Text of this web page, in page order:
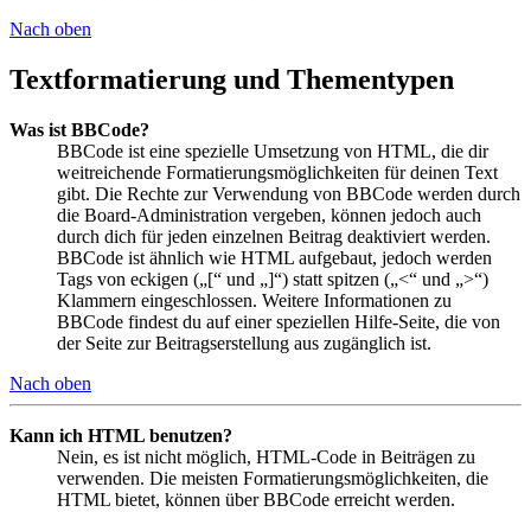
Nach oben
Textformatierung und Thementypen
Was ist BBCode?
BBCode ist eine spezielle Umsetzung von HTML, die dir
weitreichende Formatierungsmöglichkeiten für deinen Text
gibt. Die Rechte zur Verwendung von BBCode werden durch
die Board-Administration vergeben, können jedoch auch
durch dich für jeden einzelnen Beitrag deaktiviert werden.
BBCode ist ähnlich wie HTML aufgebaut, jedoch werden
Tags von eckigen („[“ und „]“) statt spitzen („<“ und „>“)
Klammern eingeschlossen. Weitere Informationen zu
BBCode findest du auf einer speziellen Hilfe-Seite, die von
der Seite zur Beitragserstellung aus zugänglich ist.
Nach oben
Kann ich HTML benutzen?
Nein, es ist nicht möglich, HTML-Code in Beiträgen zu
verwenden. Die meisten Formatierungsmöglichkeiten, die
HTML bietet, können über BBCode erreicht werden.